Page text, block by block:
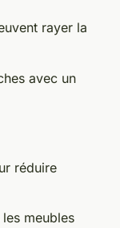
rayer la
avec un
réduire
meubles